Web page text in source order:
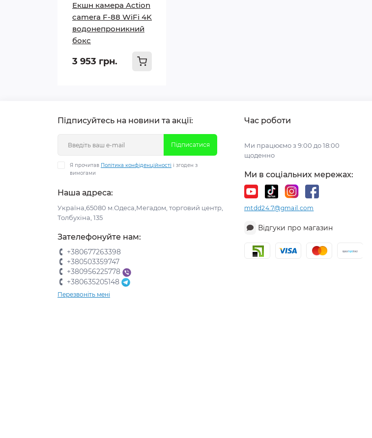
Екшн камера Action
camera F-88 WiFi 4K
водонепроникний
бокс
3 953 грн.
Підписуйтесь на новини та акції:
Підписатися
Я прочитав Політика конфіденційності і згоден з
вимогами
Наша адреса:
Україна,65080 м.Одеса,Мегадом, торговий центр,
Толбухіна, 135
Зателефонуйте нам:
+380677263398
+380503359747
+380956225778
+380635205148
Перезвоніть мені
Час роботи
Ми працюємо з 9:00 до 18:00
щоденно
Ми в соціальних мережах:
mtdd24.7@gmail.com
Відгуки про магазин